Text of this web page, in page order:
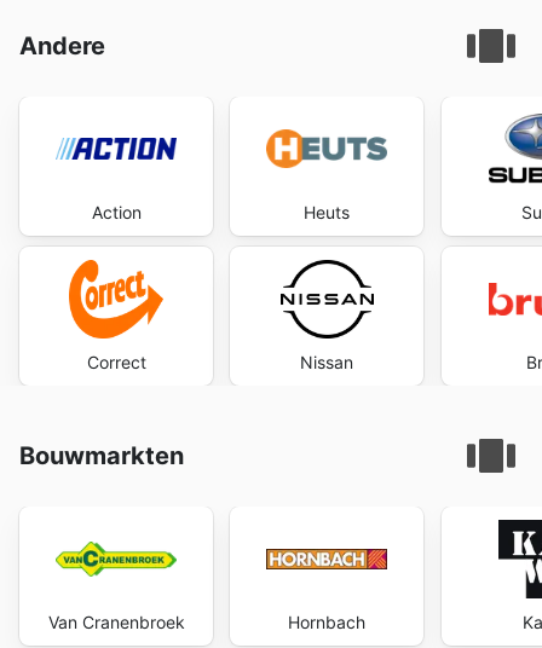
Andere
Action
Correct
Heuts
Nissan
Bouwmarkten
Van Cranenbroek Hornbach